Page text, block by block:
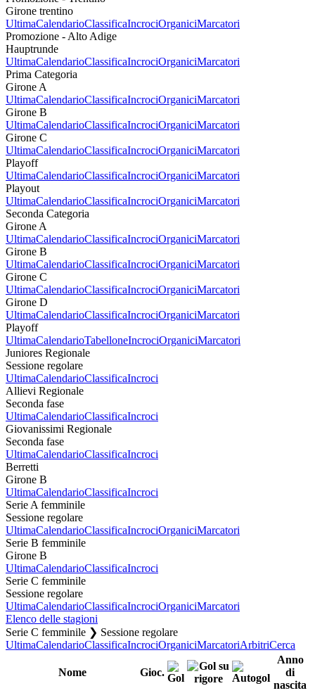
Girone trentino
UltimaCalendarioClassificaIncrociOrganiciMarcatori
Promozione - Alto Adige
Hauptrunde
UltimaCalendarioClassificaIncrociOrganiciMarcatori
Prima Categoria
Girone A
UltimaCalendarioClassificaIncrociOrganiciMarcatori
Girone B
UltimaCalendarioClassificaIncrociOrganiciMarcatori
Girone C
UltimaCalendarioClassificaIncrociOrganiciMarcatori
Playoff
UltimaCalendarioClassificaIncrociOrganiciMarcatori
Playout
UltimaCalendarioClassificaIncrociOrganiciMarcatori
Seconda Categoria
Girone A
UltimaCalendarioClassificaIncrociOrganiciMarcatori
Girone B
UltimaCalendarioClassificaIncrociOrganiciMarcatori
Girone C
UltimaCalendarioClassificaIncrociOrganiciMarcatori
Girone D
UltimaCalendarioClassificaIncrociOrganiciMarcatori
Playoff
UltimaCalendarioTabelloneIncrociOrganiciMarcatori
Juniores Regionale
Sessione regolare
UltimaCalendarioClassificaIncroci
Allievi Regionale
Seconda fase
UltimaCalendarioClassificaIncroci
Giovanissimi Regionale
Seconda fase
UltimaCalendarioClassificaIncroci
Berretti
Girone B
UltimaCalendarioClassificaIncroci
Serie A femminile
Sessione regolare
UltimaCalendarioClassificaIncrociOrganiciMarcatori
Serie B femminile
Girone B
UltimaCalendarioClassificaIncroci
Serie C femminile
Sessione regolare
UltimaCalendarioClassificaIncrociOrganiciMarcatori
Elenco delle stagioni
Serie C femminile ❯ Sessione regolare
UltimaCalendarioClassificaIncrociOrganiciMarcatoriArbitriCerca
Nome Gioc.
Anno
di
nascita